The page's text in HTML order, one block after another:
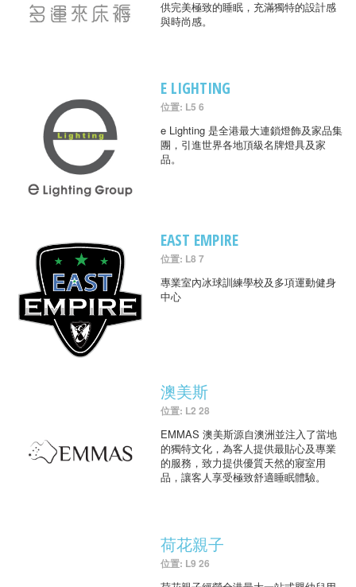
供完美極致的睡眠，充滿獨特的設計感
與時尚感。
E LIGHTING
位置: L5 6
e Lighting 是全港最大連鎖燈飾及家品集
團，引進世界各地頂級名牌燈具及家
品。
EAST EMPIRE
位置: L8 7
專業室內冰球訓練學校及多項運動健身
中心
澳美斯
位置: L2 28
EMMAS 澳美斯源自澳洲並注入了當地
的獨特文化，為客人提供最貼心及專業
的服務，致力提供優質天然的寢室用
品，讓客人享受極致舒適睡眠體驗。
荷花親子
位置: L9 26